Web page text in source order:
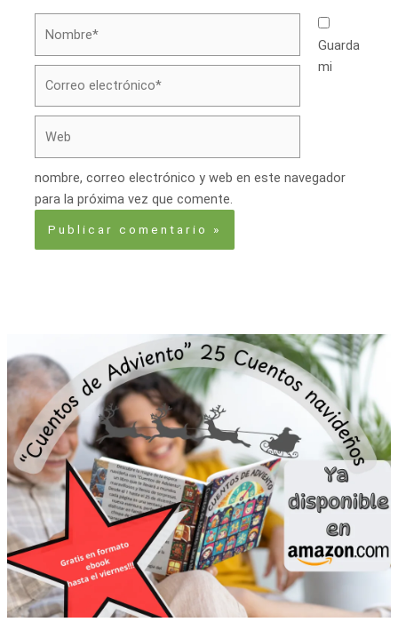
Guarda
mi
nombre, correo electrónico y web en este navegador
para la próxima vez que comente.